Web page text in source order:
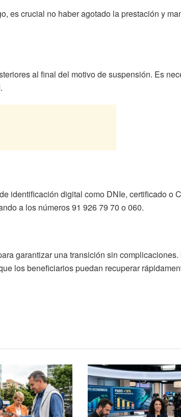
es crucial no haber agotado la prestación y
al final del motivo de suspensión. Es
identificación digital como DNIe, certificado o
a los números 91 926 79 70 o 060.
garantizar una transición sin complicaciones.
los beneficiarios puedan recuperar